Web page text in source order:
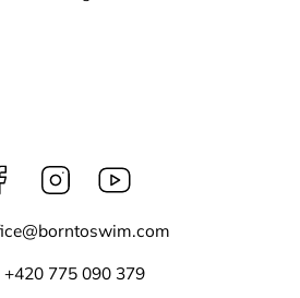
Facebook Instagram
@borntoswim.com
+420 775 090 379